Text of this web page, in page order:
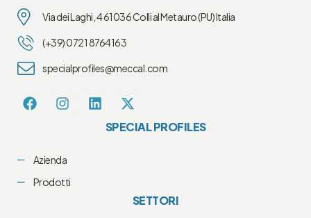
Via dei Laghi, 4 61036 Colli al Metauro (PU) Italia
(+39) 0721 8764163
specialprofiles@meccal.com
SPECIAL PROFILES
Azienda
Prodotti
SETTORI